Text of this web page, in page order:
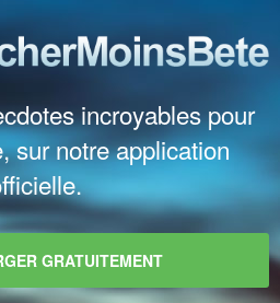
incroyables pour
sur notre application
GRATUITEMENT